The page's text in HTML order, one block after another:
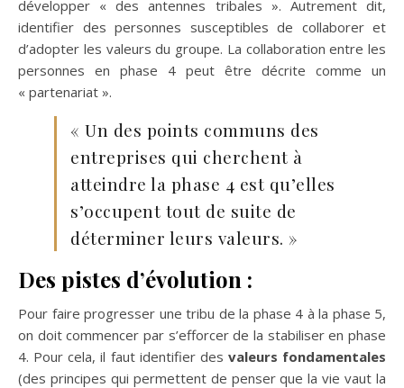
développer « des antennes tribales ». Autrement dit,
identifier des personnes susceptibles de collaborer et
d’adopter les valeurs du groupe. La collaboration entre les
personnes en phase 4 peut être décrite comme un
« partenariat ».
« Un des points communs des
entreprises qui cherchent à
atteindre la phase 4 est qu’elles
s’occupent tout de suite de
déterminer leurs valeurs. »
Des pistes d’évolution :
Pour faire progresser une tribu de la phase 4 à la phase 5,
on doit commencer par s’efforcer de la stabiliser en phase
4. Pour cela, il faut identifier des valeurs fondamentales
(des principes qui permettent de penser que la vie vaut la